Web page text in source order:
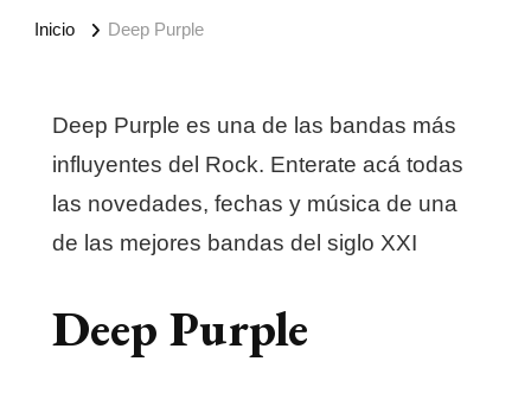
Inicio Deep Purple
Deep Purple es una de las bandas más
influyentes del Rock. Enterate acá todas
las novedades, fechas y música de una
de las mejores bandas del siglo XXI
Deep Purple